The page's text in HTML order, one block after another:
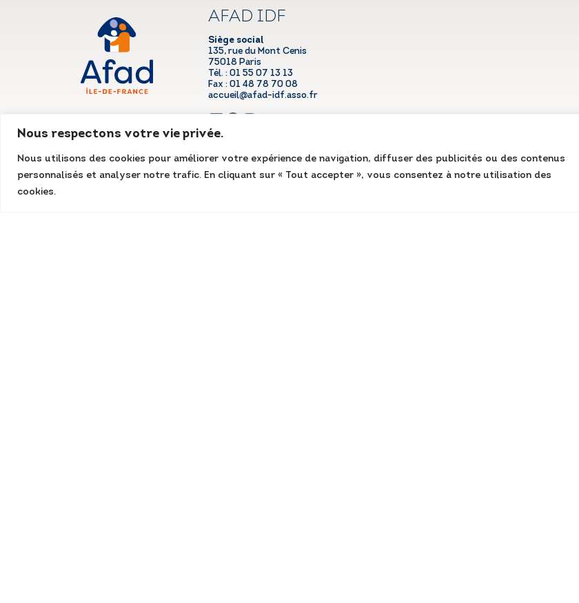
Nous respectons votre vie privée.
Nous utilisons des cookies pour améliorer votre expérience de navigation, diffuser des publicités ou des contenus
personnalisés et analyser notre trafic. En cliquant sur « Tout accepter », vous consentez à notre utilisation des
cookies.
AFAD IDF
Siège social
135, rue du Mont Cenis
75018 Paris
Tél. : 01 55 07 13 13
Fax : 01 48 78 70 08
accueil@afad-idf.asso.fr
LinkedIn Facebook Instagram